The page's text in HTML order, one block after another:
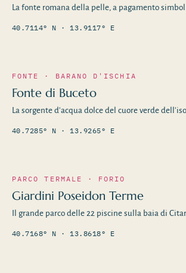
La fonte romana della pelle, a pagamento
40.7114° N · 13.9117° E
FONTE · BARANO D'ISCHIA
Fonte di Buceto
La sorgente d'acqua dolce del cuore verde
40.7285° N · 13.9265° E
PARCO TERMALE · FORIO
Giardini Poseidon Terme
Il grande parco delle 22 piscine sulla baia di
40.7168° N · 13.8618° E